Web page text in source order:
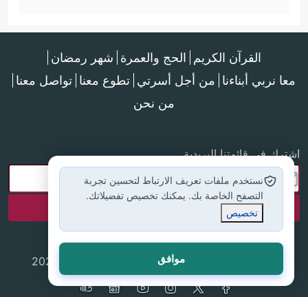
القرآن الكريم الحج والعمرة شهر رمضان
معا نربي أبناءنا من أجل أسرتي تطوع معنا تواصل معنا
من نحن
اشترك في قائمتنا البريدية
جميع الحقوق محفوظة لموقع إسلام أون لاين © 2025
نستخدم ملفات تعريف الارتباط لتحسين تجربة
التصفح الخاصة بك. يمكنك تخصيص تفضيلاتك.
تخصيص
موافق